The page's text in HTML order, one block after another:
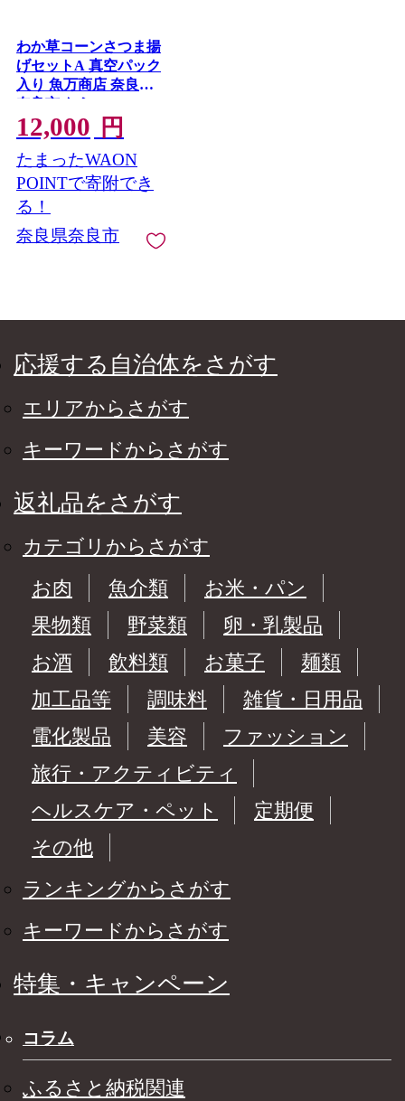
わか草コーンさつま揚
げセットA 真空パック
入り 魚万商店 奈良県
奈良市 なら 11-002
12,000 円
たまったWAON
POINTで寄附でき
る！
奈良県奈良市
応援する自治体をさがす
エリアからさがす
キーワードからさがす
返礼品をさがす
カテゴリからさがす
お肉
魚介類
お米・パン
果物類
野菜類
卵・乳製品
お酒
飲料類 お菓子
麺類
加工品等
調味料
雑貨・日用品
電化製品
美容
ファッション
旅行・アクティビティ
ヘルスケア・ペット
定期便
その他
ランキングからさがす
キーワードからさがす
特集・キャンペーン
コラム
ふるさと納税関連